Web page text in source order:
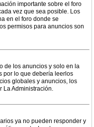
importante sobre el foro
vez que sea posible. Los
en el foro donde se
permisos para anuncios son
de los anuncios y solo en la
por lo que debería leerlos
globales y anuncios, los
La Administración.
ya no pueden responder y